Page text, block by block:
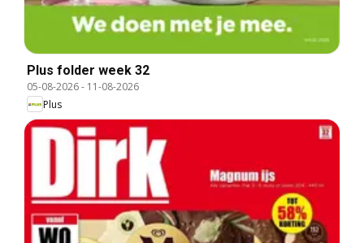
Plus folder week 32
05-08-2026- 11-08-2026
Plus